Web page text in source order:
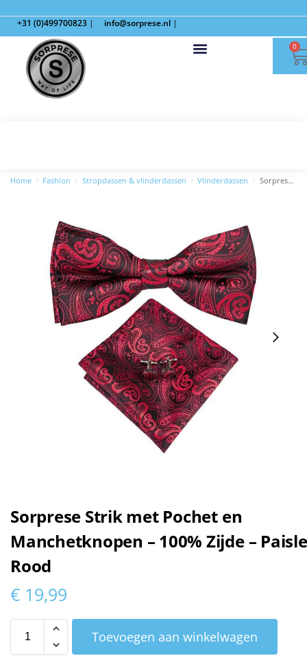
+31 (0)499700823 | info@sorprese.nl |
0
Home / Fashion / Stropdassen & vlinderdassen / Vlinderdassen / Sorprese Strik met Pochet en Manchetknopen – 100% Zijde – Paisley Rood
Sorprese Strik met Pochet en
Manchetknopen – 100% Zijde –
Rood
€ 19,99
Toevoegen aan winkelwagen